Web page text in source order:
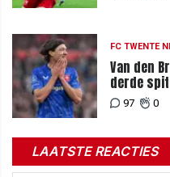
FC TWENTE
Van den
derde
97 0
LAATSTE REACTIES